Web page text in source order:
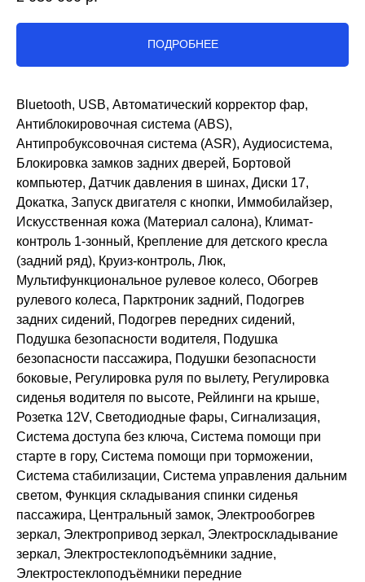
ПОДРОБНЕЕ
Bluetooth, USB, Автоматический корректор фар,
Антиблокировочная система (ABS),
Антипробуксовочная система (ASR), Аудиосистема,
Блокировка замков задних дверей, Бортовой
компьютер, Датчик давления в шинах, Диски 17,
Докатка, Запуск двигателя с кнопки, Иммобилайзер,
Искусственная кожа (Материал салона), Климат-
контроль 1-зонный, Крепление для детского кресла
(задний ряд), Круиз-контроль, Люк,
Мультифункциональное рулевое колесо, Обогрев
рулевого колеса, Парктроник задний, Подогрев
задних сидений, Подогрев передних сидений,
Подушка безопасности водителя, Подушка
безопасности пассажира, Подушки безопасности
боковые, Регулировка руля по вылету, Регулировка
сиденья водителя по высоте, Рейлинги на крыше,
Розетка 12V, Светодиодные фары, Сигнализация,
Система доступа без ключа, Система помощи при
старте в гору, Система помощи при торможении,
Система стабилизации, Система управления дальним
светом, Функция складывания спинки сиденья
пассажира, Центральный замок, Электрообогрев
зеркал, Электропривод зеркал, Электроскладывание
зеркал, Электростеклоподъёмники задние,
Электростеклоподъёмники передние